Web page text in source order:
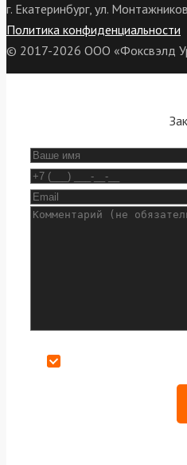
г. Екатеринбург, ул.
Политика конфиденциальности
© 2017-2026 ООО «Фоксвэлд